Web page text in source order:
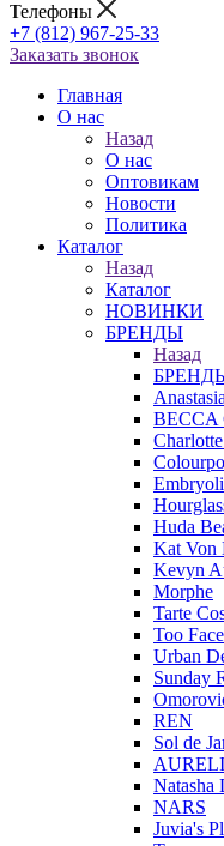
Телефоны
+7 (812) 967-25-33
Заказать звонок
Главная
О нас
Назад
О нас
Оптовикам
Новости
Политика
Каталог
Назад
Каталог
НОВИНКИ
БРЕНДЫ
Назад
BECCA
Huda
Kat Von
Kevyn
Morphe
Tarte
Too
Urban
Sunday
REN
Sol de
Natasha
NARS
Juvia's